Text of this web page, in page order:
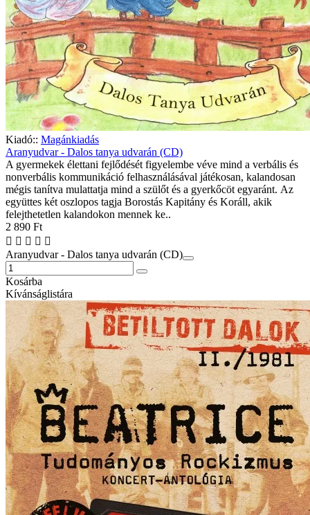
Kiadó:: Magánkiadás
Aranyudvar - Dalos tanya udvarán (CD)
A gyermekek élettani fejlődését figyelembe véve mind a verbális és
nonverbális kommunikáció felhasználásával játékosan, kalandosan
mégis tanítva mulattatja mind a szülőt és a gyerkőcöt egyaránt. Az
együttes két oszlopos tagja Borostás Kapitány és Koráll, akik
felejthetetlen kalandokon mennek ke..
2 890 Ft
Aranyudvar - Dalos tanya udvarán (CD)
Kosárba
Kívánságlistára